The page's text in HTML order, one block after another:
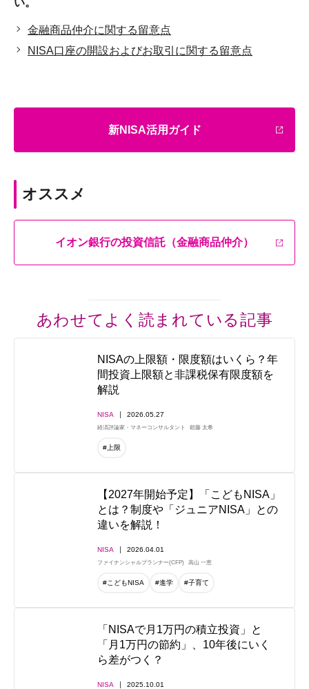
金融商品仲介に関する留意点
NISA口座の開設およびお取引に関する留意点
新NISA活用ガイド
オススメ
イオン銀行の投資信託（金融商品仲介）
あわせてよく読まれている記事
NISAの上限額・限度額はいくら？年
間投資上限額と非課税保有限度額を
解説
NISA 2026.05.27
経済評論家・マネーコンサルタント 頼藤 太希
#上限
【2027年開始予定】「こどもNISA」
とは？制度や「ジュニアNISA」との
違いを解説！
NISA 2026.04.01
ファイナンシャルプランナー(CFP) 高山 一恵
#こどもNISA #進学 #子育て
「NISAで月1万円の積立投資」と
「月1万円の節約」、10年後にいく
ら差がつく？
NISA 2025.10.01